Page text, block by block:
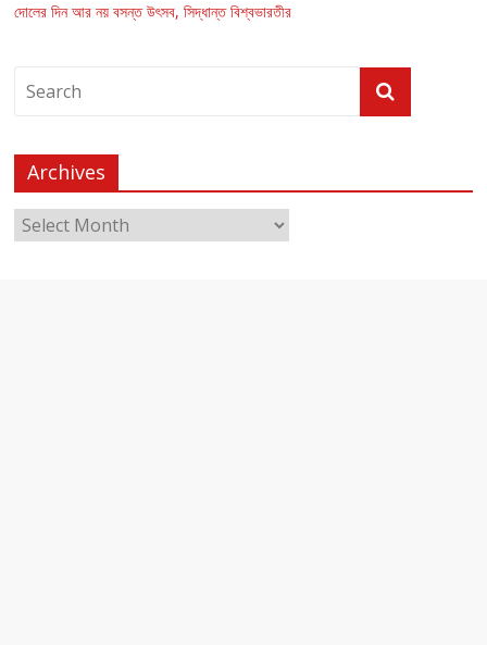
দোলের দিন আর নয় বসন্ত উৎসব, সিদ্ধান্ত বিশ্বভারতীর
Archives